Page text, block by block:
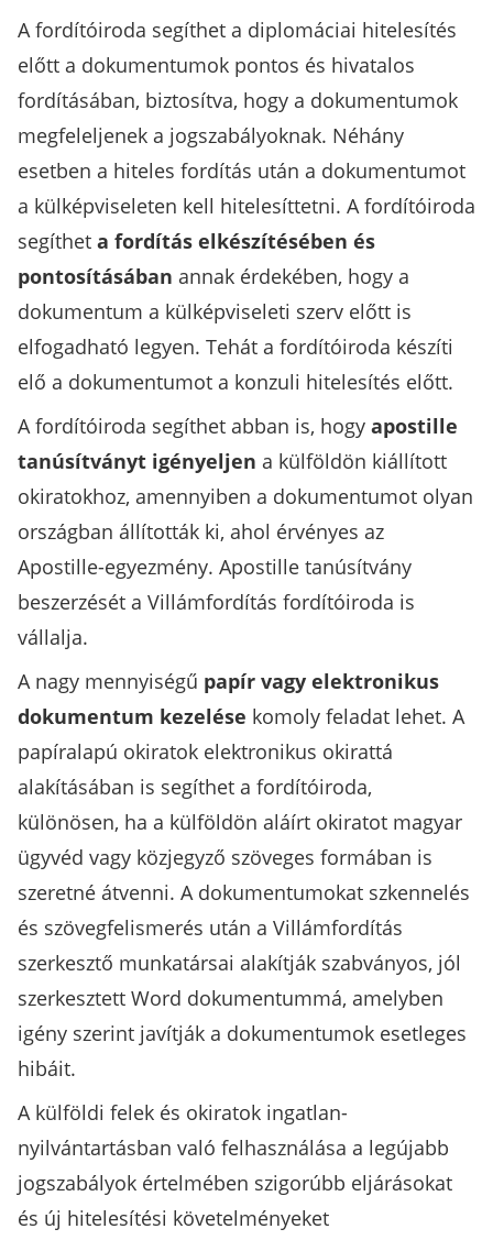
A fordítóiroda segíthet a diplomáciai hitelesítés
előtt a dokumentumok pontos és hivatalos
fordításában, biztosítva, hogy a dokumentumok
megfeleljenek a jogszabályoknak. Néhány
esetben a hiteles fordítás után a dokumentumot
a külképviseleten kell hitelesíttetni. A fordítóiroda
segíthet a fordítás elkészítésében és
pontosításában annak érdekében, hogy a
dokumentum a külképviseleti szerv előtt is
elfogadható legyen. Tehát a fordítóiroda készíti
elő a dokumentumot a konzuli hitelesítés előtt.
A fordítóiroda segíthet abban is, hogy apostille
tanúsítványt igényeljen a külföldön kiállított
okiratokhoz, amennyiben a dokumentumot olyan
országban állították ki, ahol érvényes az
Apostille-egyezmény. Apostille tanúsítvány
beszerzését a Villámfordítás fordítóiroda is
vállalja.
A nagy mennyiségű papír vagy elektronikus
dokumentum kezelése komoly feladat lehet. A
papíralapú okiratok elektronikus okirattá
alakításában is segíthet a fordítóiroda,
különösen, ha a külföldön aláírt okiratot magyar
ügyvéd vagy közjegyző szöveges formában is
szeretné átvenni. A dokumentumokat szkennelés
és szövegfelismerés után a Villámfordítás
szerkesztő munkatársai alakítják szabványos, jól
szerkesztett Word dokumentummá, amelyben
igény szerint javítják a dokumentumok esetleges
hibáit.
A külföldi felek és okiratok ingatlan-
nyilvántartásban való felhasználása a legújabb
jogszabályok értelmében szigorúbb eljárásokat
és új hitelesítési követelményeket